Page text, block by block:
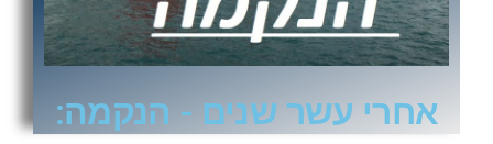
אחרי עשר שנים - הנקמה: